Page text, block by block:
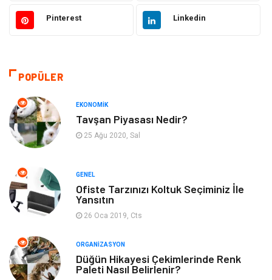
Elektronik Makine
Sağlıklı Yaşam
Otomotiv
Tatil
Yeme & İçme Spor
Gençlik & Eğlence Keyif & Hobi
Pinterest Linkedin
POPÜLER
EKONOMIK
Tavşan Piyasası Nedir?
25 Ağu 2020, Sal
GENEL
Ofiste Tarzınızı Koltuk Seçiminiz İle
Yansıtın
26 Oca 2019, Cts
ORGANIZASYON
Düğün Hikayesi Çekimlerinde Renk
Paleti Nasıl Belirlenir?